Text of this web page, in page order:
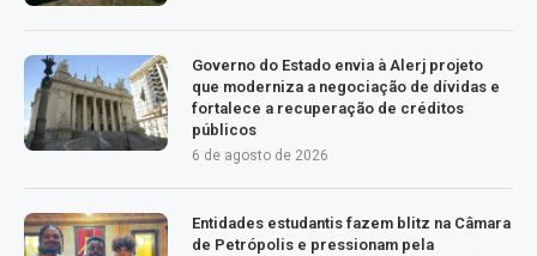
Governo do Estado envia à Alerj projeto
que moderniza a negociação de dívidas e
fortalece a recuperação de créditos
públicos
6 de agosto de 2026
Entidades estudantis fazem blitz na Câmara
de Petrópolis e pressionam pela